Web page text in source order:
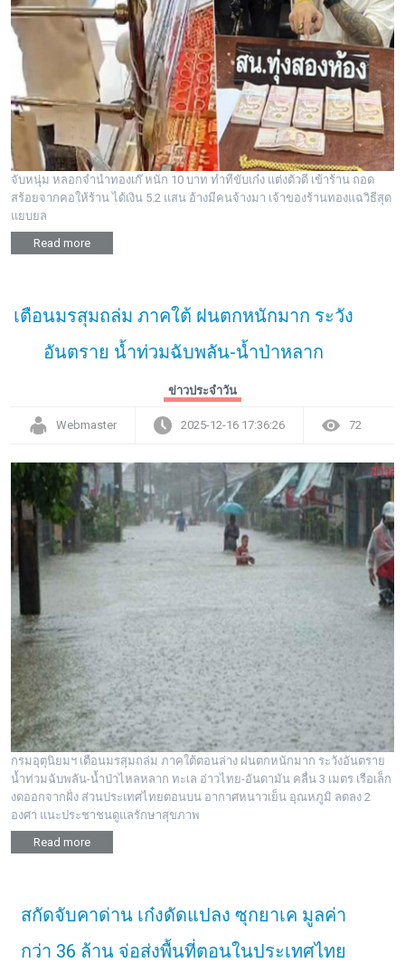
จับหนุ่ม หลอกจำนำทองเก๊ หนัก 10 บาท ทำทีขับเก๋ง แต่งตัวดี เข้าร้าน ถอด
สร้อยจากคอให้ร้าน ได้เงิน 5.2 แสน อ้างมีคนจ้างมา เจ้าของร้านทองแฉวิธีสุด
แยบยล
Read more
เตือนมรสุมถล่ม ภาคใต้ ฝนตกหนักมาก ระวัง
อันตราย น้ำท่วมฉับพลัน-น้ำป่าหลาก
ข่าวประจำวัน
Webmaster 2025-12-16 17:36:26 72
กรมอุตุนิยมฯ เตือนมรสุมถล่ม ภาคใต้ตอนล่าง ฝนตกหนักมาก ระวังอันตราย
น้ำท่วมฉับพลัน-น้ำป่าไหลหลาก ทะเล อ่าวไทย-อันดามัน คลื่น 3 เมตร เรือเล็ก
งดออกจากฝั่ง ส่วนประเทศไทยตอนบน อากาศหนาวเย็น อุณหภูมิ ลดลง 2
องศา แนะประชาชนดูแลรักษาสุขภาพ
Read more
สกัดจับคาด่าน เก๋งดัดแปลง ซุกยาเค มูลค่า
กว่า 36 ล้าน จ่อส่งพื้นที่ตอนในประเทศไทย